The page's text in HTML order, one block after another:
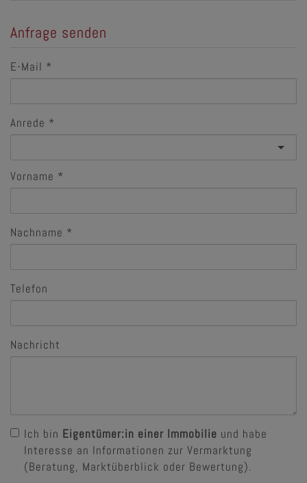
Anfrage senden
E-Mail
Anrede
Vorname
Nachname
Telefon
Nachricht
Ich bin Eigentümer:in einer Immobilie und habe
Interesse an Informationen zur Vermarktung
(Beratung, Marktüberblick oder Bewertung).